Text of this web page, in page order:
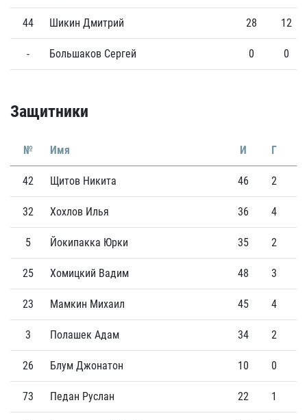
44 Шикин Дмитрий 28 12
- Большаков Сергей 0 0
Защитники
№ Имя И Г
42 Щитов Никита 46 2
32 Хохлов Илья 36 4
5 Йокипакка Юрки 35 2
25 Хомицкий Вадим 48 3
23 Мамкин Михаил 45 4
3 Полашек Адам 34 2
26 Блум Джонатон 10 0
73 Педан Руслан 22 1